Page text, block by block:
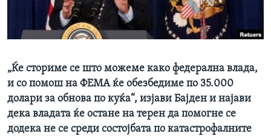
ИНТЕРВЈУА
Јазици
„Ќе сториме се што можеме како федерална влада,
и со помош на ФЕМА ќе обезбедиме по 35.000
долари за обнова по куќа“, изјави Бајден и најави
дека владата ќе остане на терен да помогне се
додека не се среди состојбата по катастрофалните